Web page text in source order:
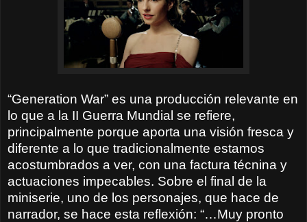
“Generation War” es una producción relevante en
lo que a la II Guerra Mundial se refiere,
principalmente porque aporta una visión fresca y
diferente a lo que tradicionalmente estamos
acostumbrados a ver, con una factura técnina y
actuaciones impecables. Sobre el final de la
miniserie, uno de los personajes, que hace de
narrador, se hace esta reflexión: “…Muy pronto